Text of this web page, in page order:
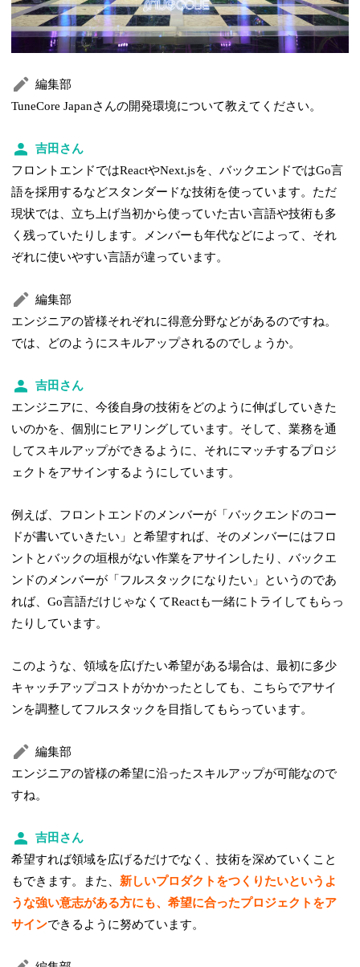
編集部
TuneCore Japanさんの開発環境について教えてください。
吉田さん
フロントエンドではReactやNext.jsを、バックエンドではGo言
語を採用するなどスタンダードな技術を使っています。ただ
現状では、立ち上げ当初から使っていた古い言語や技術も多
く残っていたりします。メンバーも年代などによって、それ
ぞれに使いやすい言語が違っています。
編集部
エンジニアの皆様それぞれに得意分野などがあるのですね。
では、どのようにスキルアップされるのでしょうか。
吉田さん
エンジニアに、今後自身の技術をどのように伸ばしていきた
いのかを、個別にヒアリングしています。そして、業務を通
してスキルアップができるように、それにマッチするプロジ
ェクトをアサインするようにしています。
例えば、フロントエンドのメンバーが「バックエンドのコー
ドが書いていきたい」と希望すれば、そのメンバーにはフロ
ントとバックの垣根がない作業をアサインしたり、バックエ
ンドのメンバーが「フルスタックになりたい」というのであ
れば、Go言語だけじゃなくてReactも一緒にトライしてもらっ
たりしています。
このような、領域を広げたい希望がある場合は、最初に多少
キャッチアップコストがかかったとしても、こちらでアサイ
ンを調整してフルスタックを目指してもらっています。
編集部
エンジニアの皆様の希望に沿ったスキルアップが可能なので
すね。
吉田さん
希望すれば領域を広げるだけでなく、技術を深めていくこと
もできます。また、 新しいプロダクトをつくりたいというよ
うな強い意志がある方にも、希望に合ったプロジェクトをア
サインできるように努めています。